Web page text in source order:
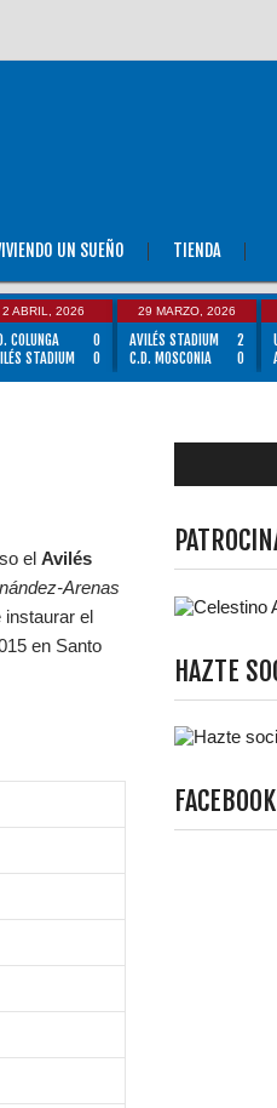
UN SUEÑO TIENDA
2 ABRIL, 2026
COLUNGA
0
STADIUM
0
29 MARZO, 2026
AVILÉS STADIUM
2
C.D. MOSCONIA
0
el Avilés
Arenas
instaurar el
en Santo
HAZTE
FACEBOOK